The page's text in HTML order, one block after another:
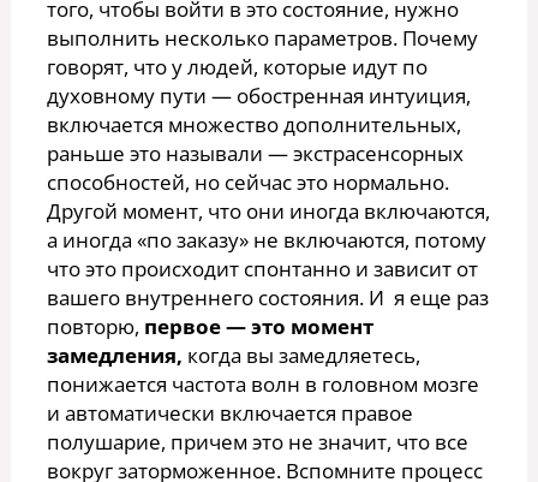
того, чтобы войти в это состояние, нужно
выполнить несколько параметров. Почему
говорят, что у людей, которые идут по
духовному пути — обостренная интуиция,
включается множество дополнительных,
раньше это называли — экстрасенсорных
способностей, но сейчас это нормально.
Другой момент, что они иногда включаются,
а иногда «по заказу» не включаются, потому
что это происходит спонтанно и зависит от
вашего внутреннего состояния. И я еще раз
повторю, первое — это момент
замедления, когда вы замедляетесь,
понижается частота волн в головном мозге
и автоматически включается правое
полушарие, причем это не значит, что все
вокруг заторможенное. Вспомните процесс